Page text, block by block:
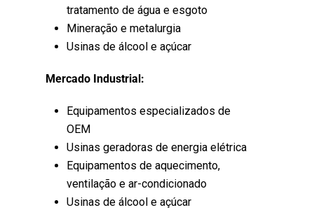
tratamento de água e esgoto
Mineração e metalurgia
Usinas de álcool e açúcar
Mercado Industrial:
Equipamentos especializados de
OEM
Usinas geradoras de energia elétrica
Equipamentos de aquecimento,
ventilação e ar-condicionado
Usinas de álcool e açúcar